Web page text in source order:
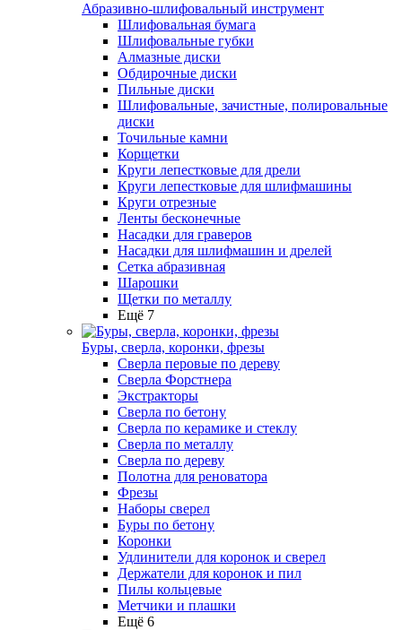
Абразивно-шлифовальный инструмент
Шлифовальная бумага
Шлифовальные губки
Алмазные диски
Обдирочные диски
Пильные диски
Шлифовальные, зачистные, полировальные
диски
Точильные камни
Корщетки
Круги лепестковые для дрели
Круги лепестковые для шлифмашины
Круги отрезные
Ленты бесконечные
Насадки для граверов
Насадки для шлифмашин и дрелей
Сетка абразивная
Шарошки
Щетки по металлу
Ещё 7
Буры, сверла, коронки, фрезы
Сверла перовые по дереву
Сверла Форстнера
Экстракторы
Сверла по бетону
Сверла по керамике и стеклу
Сверла по металлу
Сверла по дереву
Полотна для реноватора
Фрезы
Наборы сверел
Буры по бетону
Коронки
Удлинители для коронок и сверел
Держатели для коронок и пил
Пилы кольцевые
Метчики и плашки
Ещё 6